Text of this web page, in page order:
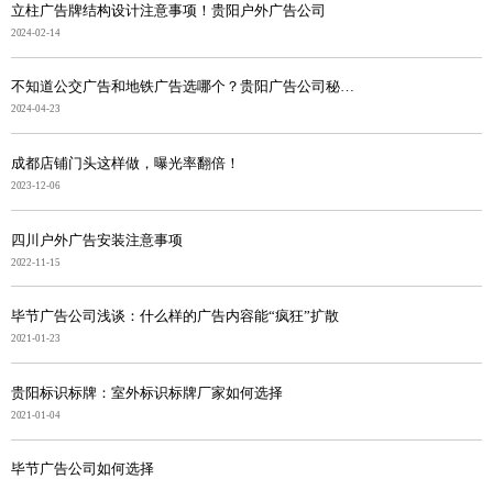
立柱广告牌结构设计注意事项！贵阳户外广告公司
2024-02-14
不知道公交广告和地铁广告选哪个？贵阳广告公司秘笈奉上
2024-04-23
成都店铺门头这样做，曝光率翻倍！
2023-12-06
四川户外广告安装注意事项
2022-11-15
毕节广告公司浅谈：什么样的广告内容能“疯狂”扩散
2021-01-23
贵阳标识标牌：室外标识标牌厂家如何选择
2021-01-04
毕节广告公司如何选择